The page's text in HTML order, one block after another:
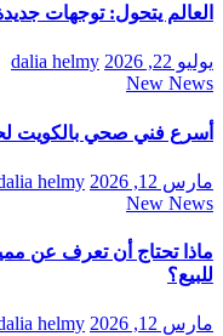
العالم يتحول: توجهات
يوليو 22, 2026
dalia helmy
New News
أسرع فني صحي بالكويت
مارس 12, 2026
helmy
New News
ماذا تحتاج أن تعرف عن
للبيع؟
مارس 12, 2026 helmy